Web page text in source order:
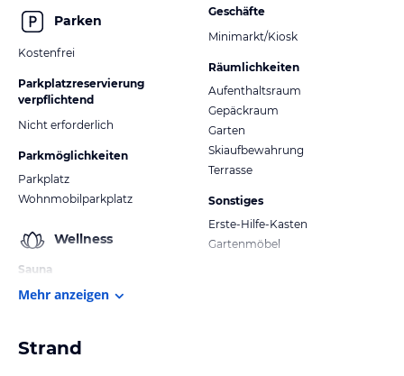
Parken
Kostenfrei
Parkplatzreservierung
verpflichtend
Nicht erforderlich
Parkmöglichkeiten
Parkplatz
Wohnmobilparkplatz
Wellness
Sauna
Geschäfte
Minimarkt/Kiosk
Räumlichkeiten
Aufenthaltsraum
Gepäckraum
Garten
Skiaufbewahrung
Terrasse
Sonstiges
Erste-Hilfe-Kasten
Gartenmöbel
Mehr anzeigen
Strand